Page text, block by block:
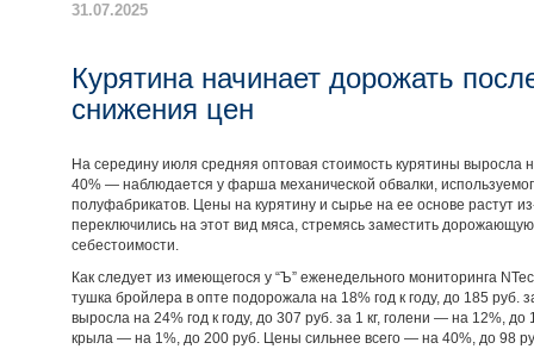
31.07.2025
Курятина начинает дорожать
снижения цен
На середину июля средняя оптовая стоимость курятины выросла
40% — наблюдается у фарша механической обвалки,
полуфабрикатов. Цены на курятину и сырье на ее основе растут
переключились на этот вид мяса, стремясь заместить
себестоимости.
Как следует из имеющегося у “Ъ” еженедельного мониторинга
тушка бройлера в опте подорожала на 18% год к году, до 185 руб.
выросла на 24% год к году, до 307 руб. за 1 кг, голени — на 12%,
крыла — на 1%, до 200 руб. Цены сильнее всего — на 40%, до 98